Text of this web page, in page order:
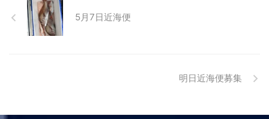
5月7日近海便
明日近海便募集